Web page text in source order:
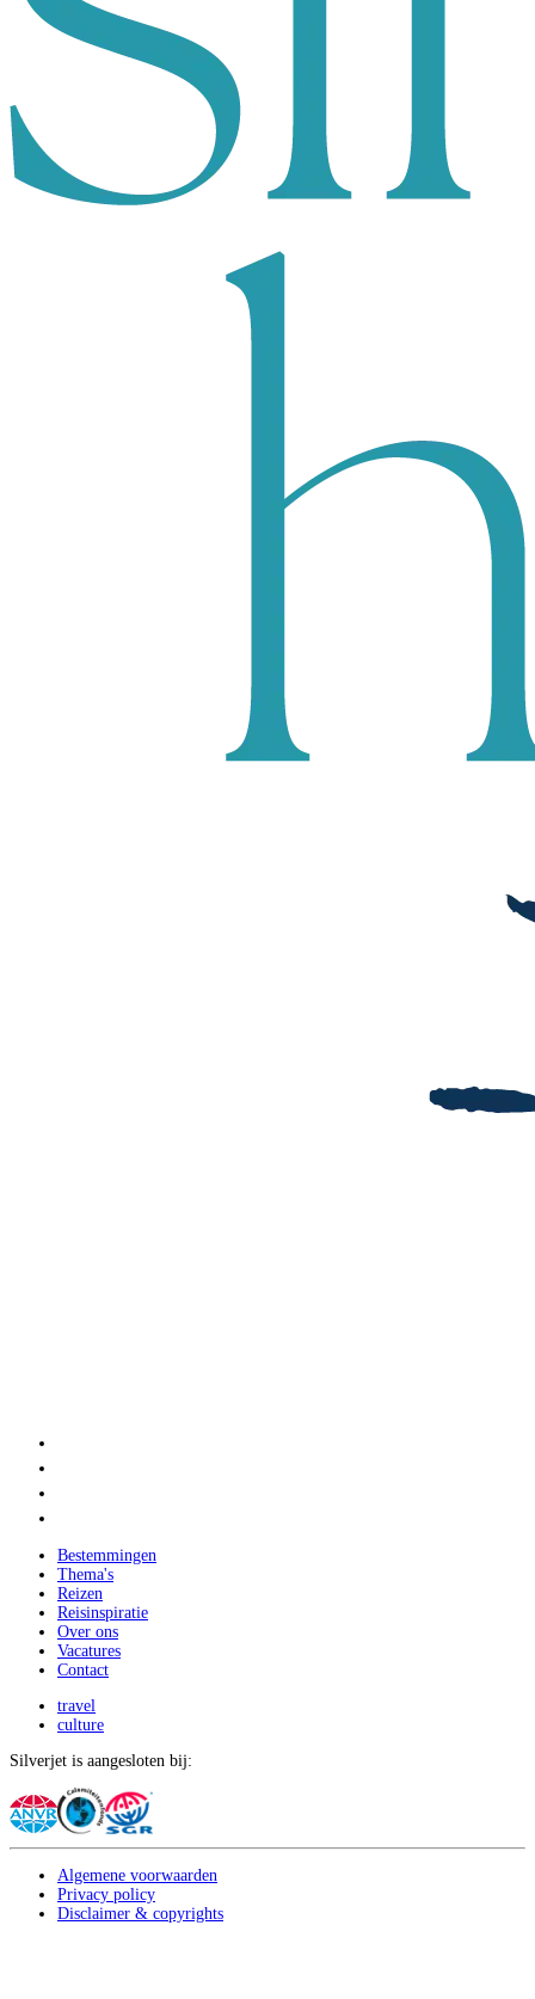
Bestemmingen
Thema's
Reizen
Reisinspiratie
Over ons
Vacatures
Contact
travel
culture
Silverjet is aangesloten bij:
Algemene voorwaarden
Privacy policy
Disclaimer & copyrights